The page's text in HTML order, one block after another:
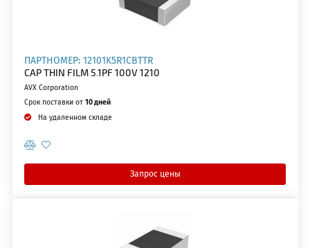
ПАРТНОМЕР: 12101K5R1CBTTR
CAP THIN FILM 5.1PF 100V 1210
AVX Corporation
Срок поставки от 10 дней
На удаленном складе
Запрос цены